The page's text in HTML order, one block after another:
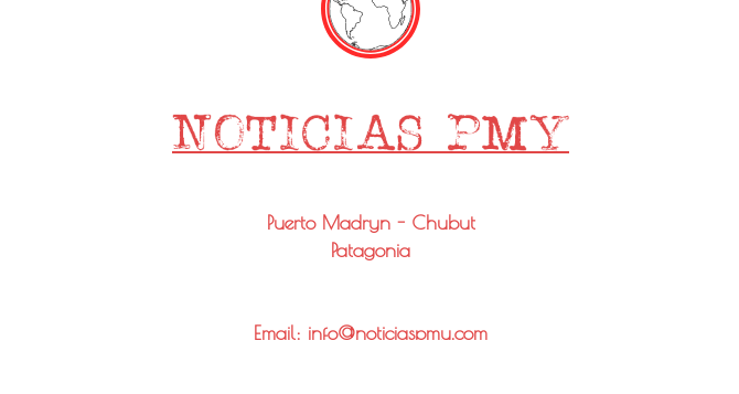
Puerto Madryn - Chubut
Patagonia
Email: info@noticiaspmy.com